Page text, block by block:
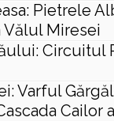
Pietrele
Vălul Miresei
Circuitul
Varful
Cailor a